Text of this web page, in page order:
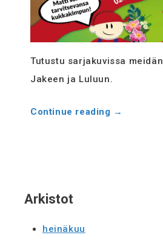
(EU)
Tutustu sarjakuvissa
Jakeen ja Luluun.
Continue reading →
Arkistot
heinäkuu